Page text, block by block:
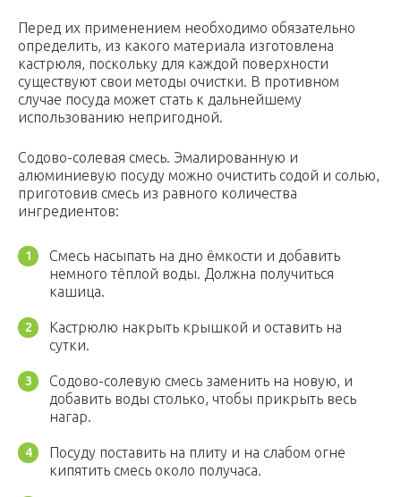
Перед их применением необходимо обязательно
определить, из какого материала изготовлена
кастрюля, поскольку для каждой поверхности
существуют свои методы очистки. В противном
случае посуда может стать к дальнейшему
использованию непригодной.
Содово-солевая смесь. Эмалированную и
алюминиевую посуду можно очистить содой и солью,
приготовив смесь из равного количества
ингредиентов:
Смесь насыпать на дно ёмкости и добавить
немного тёплой воды. Должна получиться
кашица.
Кастрюлю накрыть крышкой и оставить на
сутки.
Содово-солевую смесь заменить на новую, и
добавить воды столько, чтобы прикрыть весь
нагар.
Посуду поставить на плиту и на слабом огне
кипятить смесь около получаса.